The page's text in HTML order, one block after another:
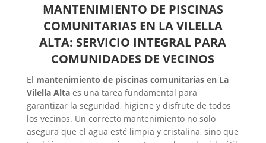
MANTENIMIENTO DE PISCINAS
COMUNITARIAS EN LA VILELLA
ALTA: SERVICIO INTEGRAL PARA
COMUNIDADES DE VECINOS
El mantenimiento de piscinas comunitarias en La
Vilella Altaes una tarea fundamental para
garantizar la seguridad, higiene y disfrute de todos
los vecinos. Un correcto mantenimiento no solo
asegura que el agua esté limpia y cristalina, sino que